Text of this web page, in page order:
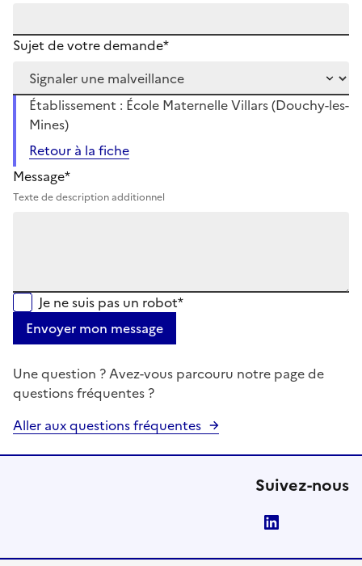
Sujet de votre demande*
Établissement : École Maternelle Villars (Douchy-les-
Mines)
Retour à la fiche
Message*
Texte de description additionnel
Je ne suis pas un robot*
Envoyer mon message
Une question ? Avez-vous parcouru notre page de
questions fréquentes ?
Aller aux questions fréquentes
Suivez-nous